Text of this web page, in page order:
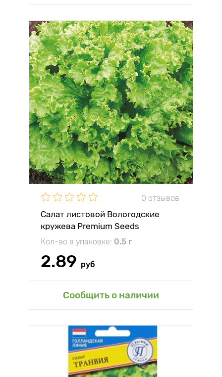
0 отзывов
Салат листовой Вологодские
кружева Premium Seeds
Кол-во в упаковке: 0.5 г
2.89 руб
Сообщить о наличии